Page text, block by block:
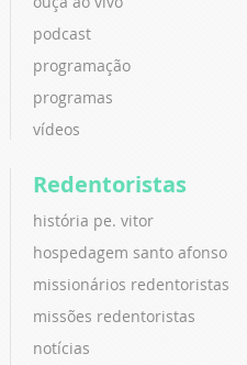
podcast
programação
programas
vídeos
Redentoristas
história pe. vitor
hospedagem santo afonso
missionários redentoristas
missões redentoristas
notícias